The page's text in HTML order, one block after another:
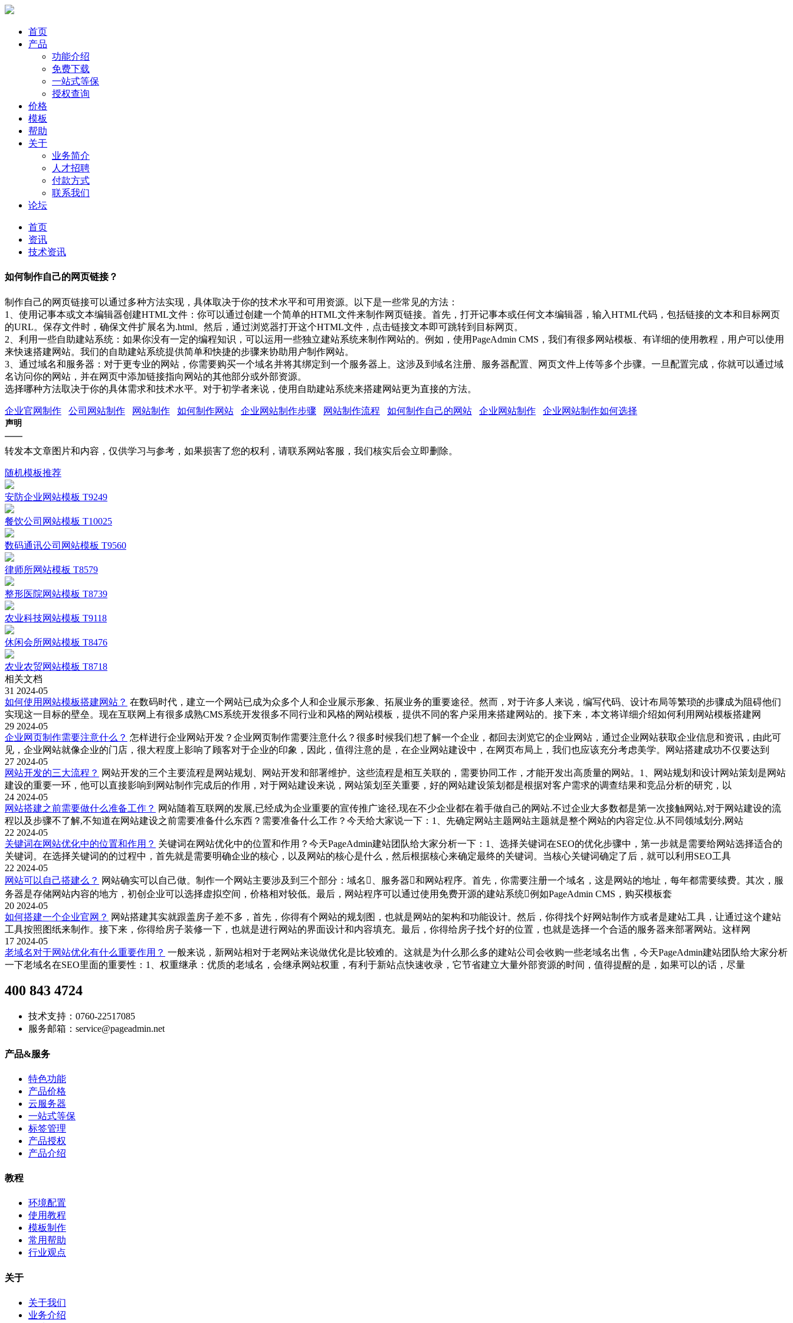
首页
产品
功能介绍
免费下载
一站式等保
授权查询
价格
模板
帮助
关于
业务简介
人才招聘
付款方式
联系我们
论坛
首页
资讯
技术资讯
如何制作自己的网页链接？
制作自己的网页链接可以通过多种方法实现，具体取决于你的技术水平和可用资源。以下是一些常见的方法：
1、使用记事本或文本编辑器创建HTML文件：你可以通过创建一个简单的HTML文件来制作网页链接。首先，打开记事本或任何文本编辑器，输入HTML代码，包括链接的文本和目标网页
的URL。保存文件时，确保文件扩展名为.html。然后，通过浏览器打开这个HTML文件，点击链接文本即可跳转到目标网页。
2、利用一些自助建站系统：如果你没有一定的编程知识，可以运用一些独立建站系统来制作网站的。例如，使用PageAdmin CMS，我们有很多网站模板、有详细的使用教程，用户可以使用
来快速搭建网站。我们的自助建站系统提供简单和快捷的步骤来协助用户制作网站。
3、通过域名和服务器：对于更专业的网站，你需要购买一个域名并将其绑定到一个服务器上。这涉及到域名注册、服务器配置、网页文件上传等多个步骤。一旦配置完成，你就可以通过域
名访问你的网站，并在网页中添加链接指向网站的其他部分或外部资源。
选择哪种方法取决于你的具体需求和技术水平。对于初学者来说，使用自助建站系统来搭建网站更为直接的方法。
企业官网制作 公司网站制作 网站制作 如何制作网站 企业网站制作步骤 网站制作流程 如何制作自己的网站 企业网站制作 企业网站制作如何选择
声明
转发本文章图片和内容，仅供学习与参考，如果损害了您的权利，请联系网站客服，我们核实后会立即删除。
随机模板推荐
安防企业网站模板 T9249
餐饮公司网站模板 T10025
数码通讯公司网站模板 T9560
律师所网站模板 T8579
整形医院网站模板 T8739
农业科技网站模板 T9118
休闲会所网站模板 T8476
农业农贸网站模板 T8718
相关文档
31 2024-05
如何使用网站模板搭建网站？ 在数码时代，建立一个网站已成为众多个人和企业展示形象、拓展业务的重要途径。然而，对于许多人来说，编写代码、设计布局等繁琐的步骤成为阻碍他们
实现这一目标的壁垒。现在互联网上有很多成熟CMS系统开发很多不同行业和风格的网站模板，提供不同的客户采用来搭建网站的。接下来，本文将详细介绍如何利用网站模板搭建网
29 2024-05
企业网页制作需要注意什么？ 怎样进行企业网站开发？企业网页制作需要注意什么？很多时候我们想了解一个企业，都回去浏览它的企业网站，通过企业网站获取企业信息和资讯，由此可
见，企业网站就像企业的门店，很大程度上影响了顾客对于企业的印象，因此，值得注意的是，在企业网站建设中，在网页布局上，我们也应该充分考虑美学。网站搭建成功不仅要达到
27 2024-05
网站开发的三大流程？ 网站开发的三个主要流程是网站规划、网站开发和部署维护。这些流程是相互关联的，需要协同工作，才能开发出高质量的网站。1、网站规划和设计网站策划是网站
建设的重要一环，他可以直接影响到网站制作完成后的作用，对于网站建设来说，网站策划至关重要，好的网站建设策划都是根据对客户需求的调查结果和竞品分析的研究，以
24 2024-05
网站搭建之前需要做什么准备工作？ 网站随着互联网的发展,已经成为企业重要的宣传推广途径,现在不少企业都在着手做自己的网站.不过企业大多数都是第一次接触网站,对于网站建设的流
程以及步骤不了解,不知道在网站建设之前需要准备什么东西？需要准备什么工作？今天给大家说一下：1、先确定网站主题网站主题就是整个网站的内容定位.从不同领域划分,网站
22 2024-05
关键词在网站优化中的位置和作用？ 关键词在网站优化中的位置和作用？今天PageAdmin建站团队给大家分析一下：1、选择关键词在SEO的优化步骤中，第一步就是需要给网站选择适合的
关键词。在选择关键词的的过程中，首先就是需要明确企业的核心，以及网站的核心是什么，然后根据核心来确定最终的关键词。当核心关键词确定了后，就可以利用SEO工具
22 2024-05
网站可以自己搭建么？ 网站确实可以自己做。制作一个网站主要涉及到三个部分：域名、服务器和网站程序。首先，你需要注册一个域名，这是网站的地址，每年都需要续费。其次，服
务器是存储网站内容的地方，初创企业可以选择虚拟空间，价格相对较低。最后，网站程序可以通过使用免费开源的建站系统例如PageAdmin CMS，购买模板套
20 2024-05
如何搭建一个企业官网？ 网站搭建其实就跟盖房子差不多，首先，你得有个网站的规划图，也就是网站的架构和功能设计。然后，你得找个好网站制作方或者是建站工具，让通过这个建站
工具按照图纸来制作。接下来，你得给房子装修一下，也就是进行网站的界面设计和内容填充。最后，你得给房子找个好的位置，也就是选择一个合适的服务器来部署网站。这样网
17 2024-05
老域名对于网站优化有什么重要作用？ 一般来说，新网站相对于老网站来说做优化是比较难的。这就是为什么那么多的建站公司会收购一些老域名出售，今天PageAdmin建站团队给大家分析
一下老域名在SEO里面的重要性：1、权重继承：优质的老域名，会继承网站权重，有利于新站点快速收录，它节省建立大量外部资源的时间，值得提醒的是，如果可以的话，尽量
400 843 4724
技术支持：0760-22517085
服务邮箱：service@pageadmin.net
产品&服务
特色功能
产品价格
云服务器
一站式等保
标签管理
产品授权
产品介绍
教程
环境配置
使用教程
模板制作
常用帮助
行业观点
关于
关于我们
业务介绍